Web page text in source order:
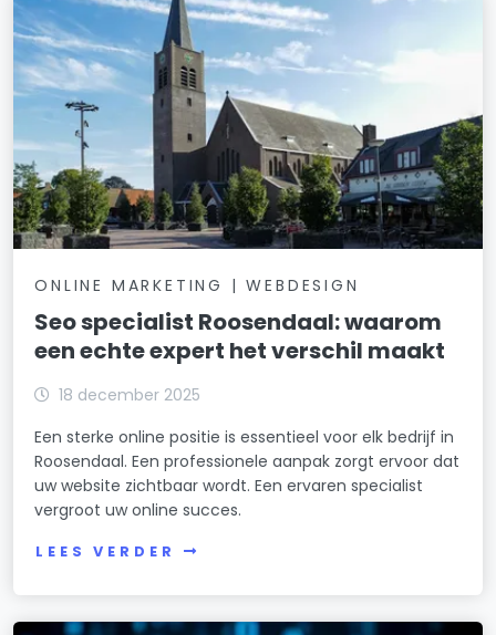
ONLINE MARKETING | WEBDESIGN
Seo specialist Roosendaal: waarom
een echte expert het verschil maakt
18 december 2025
Een sterke online positie is essentieel voor elk bedrijf in
Roosendaal. Een professionele aanpak zorgt ervoor dat
uw website zichtbaar wordt. Een ervaren specialist
vergroot uw online succes.
LEES VERDER